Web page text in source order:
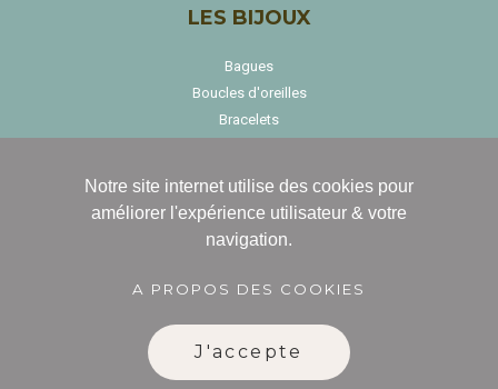
LES BIJOUX
Bagues
Boucles d'oreilles
Bracelets
Le bureau
Notre site internet utilise des cookies pour
améliorer l'expérience utilisateur & votre
navigation.
A PROPOS DES COOKIES
J'accepte